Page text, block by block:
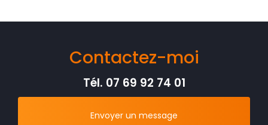
Contactez-moi
Tél. 07 69 92 74 01
Envoyer un message